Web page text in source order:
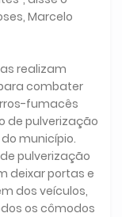
Marcelo
realizam
combater
fumacês
de pulverização
município.
pulverização
deixar portas e
dos veículos,
os cômodos